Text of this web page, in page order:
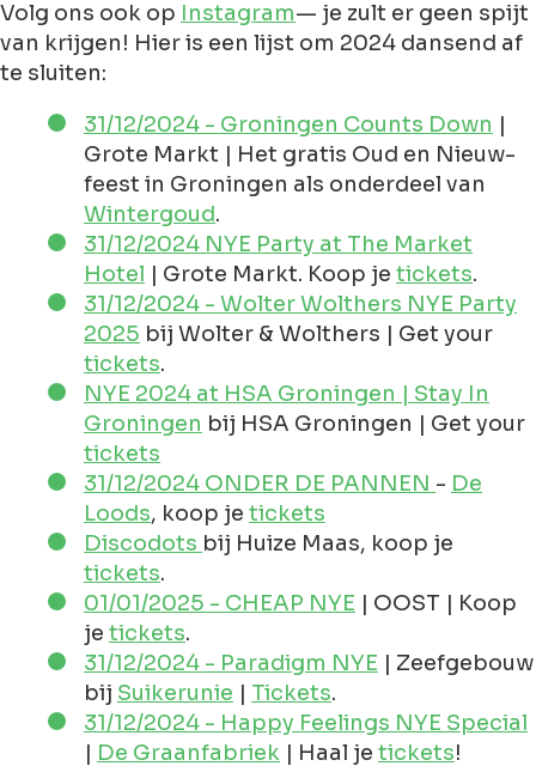
Volg ons ook op Instagram— je zult er geen spijt
van krijgen! Hier is een lijst om 2024 dansend af
te sluiten:
31/12/2024 - Groningen Counts Down |
Grote Markt | Het gratis Oud en Nieuw-
feest in Groningen als onderdeel van
Wintergoud.
31/12/2024 NYE Party at The Market
Hotel | Grote Markt. Koop je tickets.
31/12/2024 - Wolter Wolthers NYE Party
2025 bij Wolter & Wolthers | Get your
tickets.
NYE 2024 at HSA Groningen | Stay In
Groningen bij HSA Groningen | Get your
tickets
31/12/2024 ONDER DE PANNEN - De
Loods, koop je tickets
Discodots bij Huize Maas, koop je
tickets.
01/01/2025 - CHEAP NYE | OOST | Koop
je tickets.
31/12/2024 - Paradigm NYE | Zeefgebouw
bij Suikerunie | Tickets.
31/12/2024 - Happy Feelings NYE Special
| De Graanfabriek | Haal je tickets!